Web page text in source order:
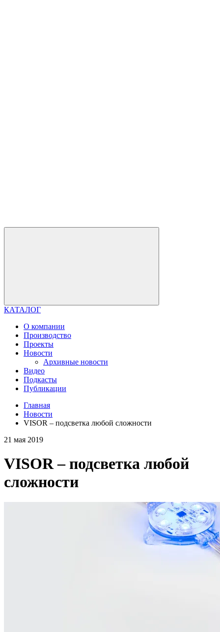
КАТАЛОГ
О компании
Производство
Проекты
Новости
Архивные новости
Видео
Подкасты
Публикации
Главная
Новости
VISOR – подсветка любой сложности
21 мая 2019
VISOR – подсветка любой
сложности